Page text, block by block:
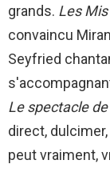
grands. Les Mis
convaincu
Seyfried
Le spectacle
direct, dulcimer,
peut vraiment,